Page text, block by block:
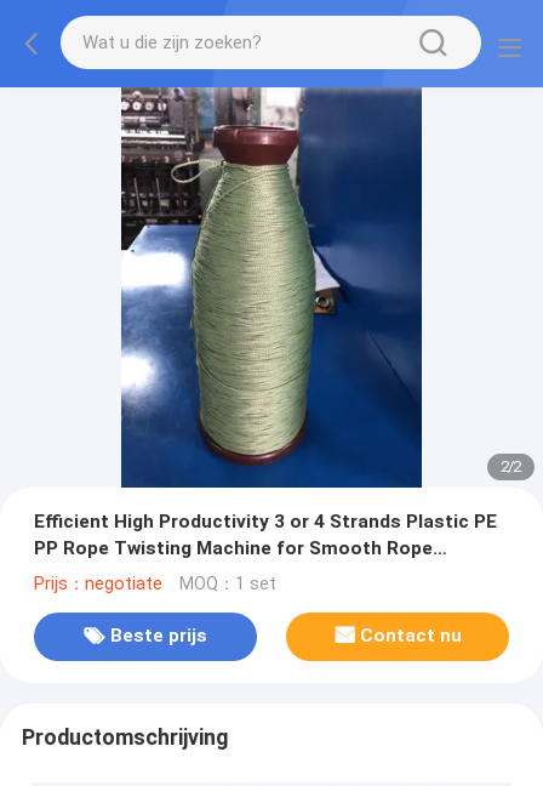
2/2
Efficient High Productivity 3 or 4 Strands Plastic PE
PP Rope Twisting Machine for Smooth Rope
Production
Prijs：negotiate MOQ：1 set
Beste prijs Contact nu
Productomschrijving